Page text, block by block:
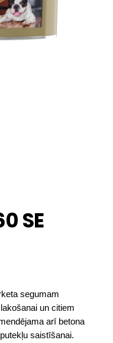
SE​
segumam
un citiem
arī betona
saistīšanai.